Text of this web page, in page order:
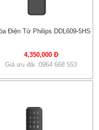
Điện Tử Philips DDL609-5HS
4,350,000 Đ
Giá ưu đãi :0964 668 553